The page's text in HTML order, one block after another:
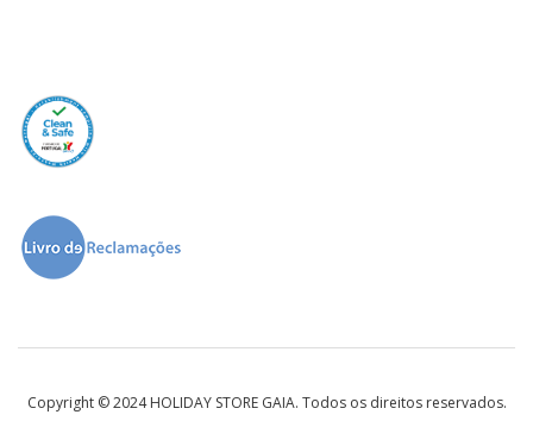
Copyright © 2024 HOLIDAY STORE GAIA. Todos os direitos reservados.